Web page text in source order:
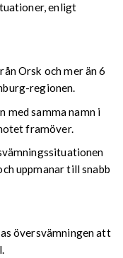
enligt
Orsk och mer än 6
regionen.
med samma namn i
framöver.
uppmanar till snabb
översvämningen att